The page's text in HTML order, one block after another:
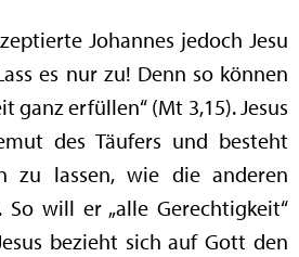
Johannes jedoch Jesu
es nur zu! Denn so können
ganz erfüllen“ (Mt 3,15). Jesus
des Täufers und besteht
zu lassen, wie die anderen
will er „alle Gerechtigkeit“
bezieht sich auf Gott den